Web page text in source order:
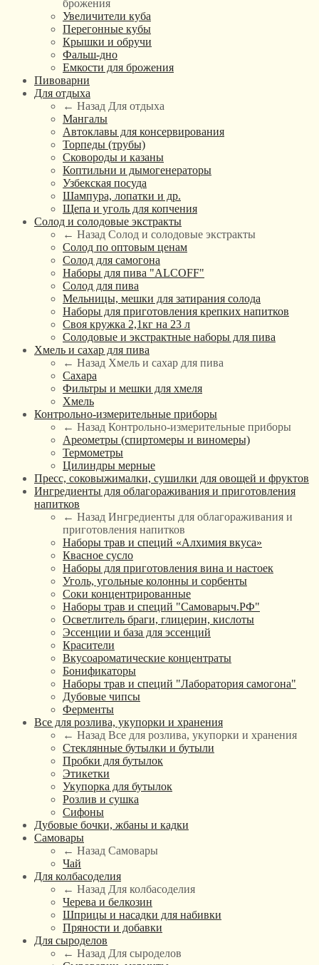
брожения
Увеличители куба
Перегонные кубы
Крышки и обручи
Фальш-дно
Емкости для брожения
Пивоварни
Для отдыха
← Назад Для отдыха
Мангалы
Автоклавы для консервирования
Торпеды (трубы)
Сковороды и казаны
Коптильни и дымогенераторы
Узбекская посуда
Шампура, лопатки и др.
Щепа и уголь для копчения
Солод и солодовые экстракты
← Назад Солод и солодовые экстракты
Солод по оптовым ценам
Солод для самогона
Наборы для пива "ALCOFF"
Солод для пива
Мельницы, мешки для затирания солода
Наборы для приготовления крепких напитков
Своя кружка 2,1кг на 23 л
Солодовые и экстрактные наборы для пива
Хмель и сахар для пива
← Назад Хмель и сахар для пива
Сахара
Фильтры и мешки для хмеля
Хмель
Контрольно-измерительные приборы
← Назад Контрольно-измерительные приборы
Ареометры (спиртомеры и виномеры)
Термометры
Цилиндры мерные
Пресс, соковыжималки, сушилки для овощей и фруктов
Ингредиенты для облагораживания и приготовления
напитков
← Назад Ингредиенты для облагораживания и
приготовления напитков
Наборы трав и специй «Алхимия вкуса»
Квасное сусло
Наборы для приготовления вина и настоек
Уголь, угольные колонны и сорбенты
Соки концентрированные
Наборы трав и специй "Самоварыч.РФ"
Осветлитель браги, глицерин, кислоты
Эссенции и база для эссенций
Красители
Вкусоароматические концентраты
Бонификаторы
Наборы трав и специй "Лаборатория самогона"
Дубовые чипсы
Ферменты
Все для розлива, укупорки и хранения
← Назад Все для розлива, укупорки и хранения
Стеклянные бутылки и бутыли
Пробки для бутылок
Этикетки
Укупорка для бутылок
Розлив и сушка
Сифоны
Дубовые бочки, жбаны и кадки
Самовары
← Назад Самовары
Чай
Для колбасоделия
← Назад Для колбасоделия
Черева и белкозин
Шприцы и насадки для набивки
Пряности и добавки
Для сыроделов
← Назад Для сыроделов